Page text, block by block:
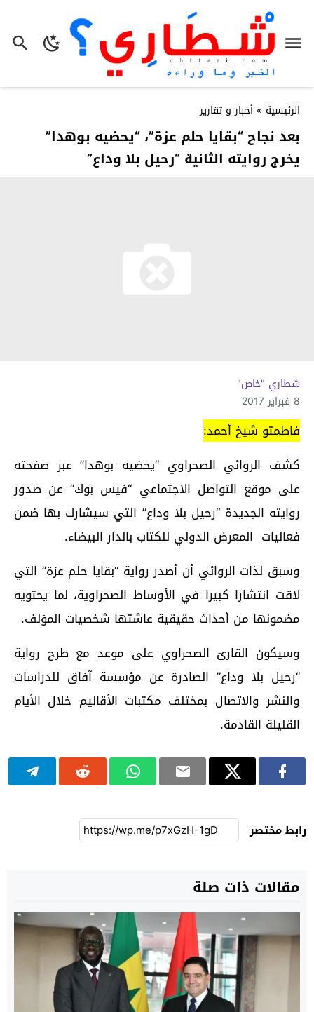
الرئيسية » أخبار و تقارير
بعد نجاح “بقايا حلم عزة”، “يحضيه بوهدا”
يخرج روايته الثانية “رحيل بلا وداع”
شطاري "خاص"
8 فبراير 2017
فاطمتو شيخ أحمد:
كشف الروائي الصحراوي “يحضيه بوهدا” عبر صفحته
على موقع التواصل الاجتماعي “فيس بوك” عن صدور
روايته الجديدة “رحيل بلا وداع” التي سيشارك بها ضمن
فعاليات المعرض الدولي للكتاب بالدار البيضاء.
وسبق لذات الروائي أن أصدر رواية “بقايا حلم عزة” التي
لاقت انتشارا كبيرا في الأوساط الصحراوية، لما يحتويه
مضمونها من أحداث حقيقية عاشتها شخصيات المؤلف.
وسيكون القارئ الصحراوي على موعد مع طرح رواية
“رحيل بلا وداع” الصادرة عن مؤسسة آفاق للدراسات
والنشر والاتصال بمختلف مكتبات الأقاليم خلال الأيام
القليلة القادمة.
رابط مختصر
مقالات ذات صلة